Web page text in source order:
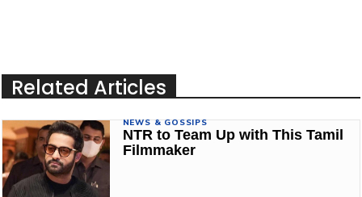
Related Articles
NEWS & GOSSIPS
NTR to Team Up with This Tamil
Filmmaker